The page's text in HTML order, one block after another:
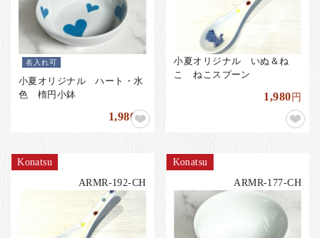
名入れ可
小夏オリジナル ハート・水
色 楕円小鉢
1,980円
小夏オリジナル いぬ＆ね
こ ねこスプーン
1,980円
Konatsu
ARMR-192-CH
Konatsu
ARMR-177-CH